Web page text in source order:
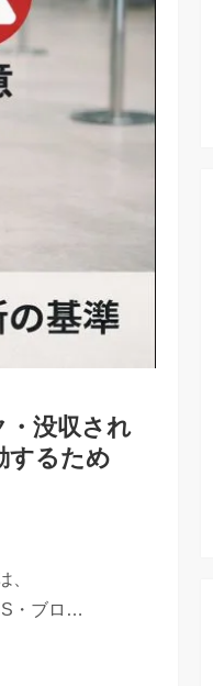
・没収され
するため
、
・ブロ…